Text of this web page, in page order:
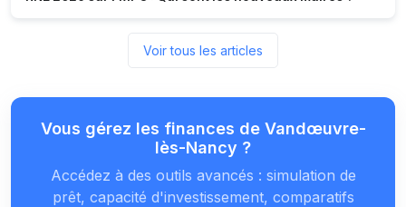
Voir tous les articles
Vous gérez les finances de Vandœuvre-
lès-Nancy ?
Accédez à des outils avancés : simulation de
prêt, capacité d'investissement, comparatifs